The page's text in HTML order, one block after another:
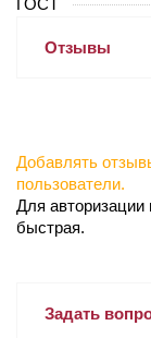
ГОСТ
Отзывы
Добавлять
пользователи.
Для авторизации
быстрая.
Задать